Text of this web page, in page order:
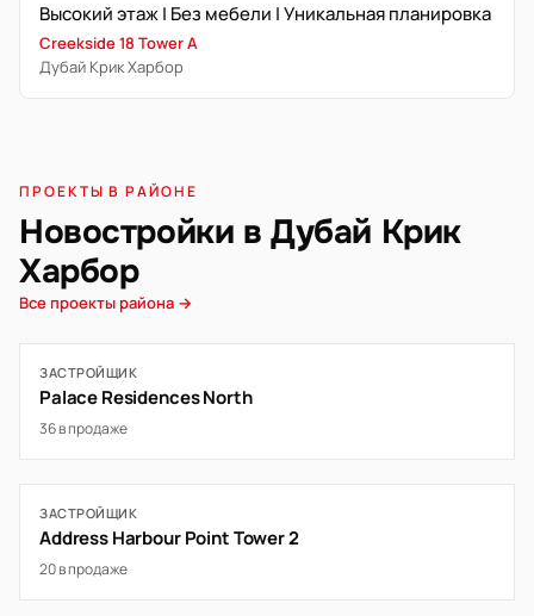
Высокий этаж | Без мебели | Уникальная планировка
Creekside 18 Tower A
Дубай Крик Харбор
ПРОЕКТЫ В РАЙОНЕ
Новостройки в Дубай Крик
Харбор
Все проекты района →
ЗАСТРОЙЩИК
Palace Residences North
36 в продаже
ЗАСТРОЙЩИК
Address Harbour Point Tower 2
20 в продаже